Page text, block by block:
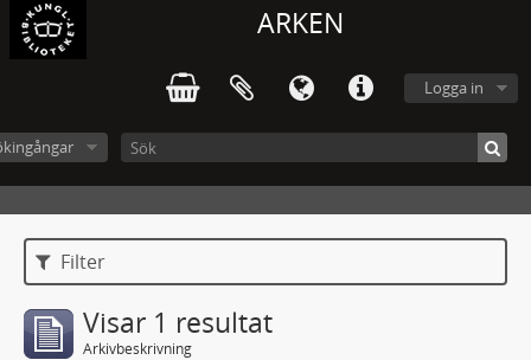
ARKEN
Logga in
Filter
Visar 1 resultat
Arkivbeskrivning